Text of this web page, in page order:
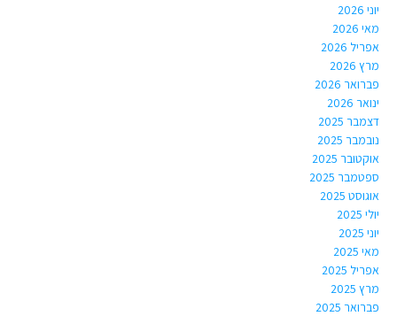
יוני 2026
מאי 2026
אפריל 2026
מרץ 2026
פברואר 2026
ינואר 2026
דצמבר 2025
נובמבר 2025
אוקטובר 2025
ספטמבר 2025
אוגוסט 2025
יולי 2025
יוני 2025
מאי 2025
אפריל 2025
מרץ 2025
פברואר 2025